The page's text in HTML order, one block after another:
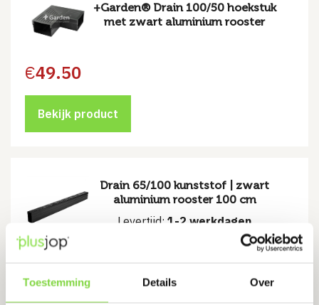
Toestemming Details Over
+Garden® Drain 100/50 hoekstuk
met zwart aluminium rooster
€49.50
Bekijk product
Drain 65/100 kunststof | zwart
aluminium rooster 100 cm
Levertijd: 1-2 werkdagen
Verbeterd de waterbalans van de bodem